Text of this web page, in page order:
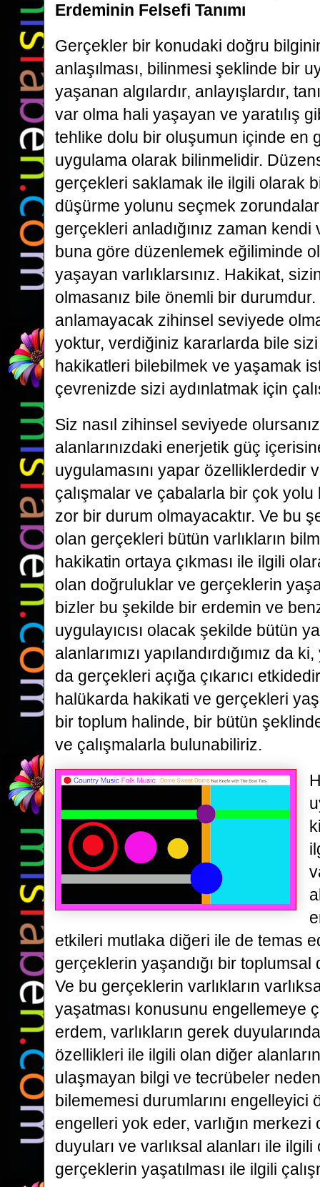
Erdeminin Felsefi Tanımı
Gerçekler bir konudaki doğru
anlaşılması, bilinmesi şeklinde bir
yaşanan algılardır, anlayışlardır,
var olma hali yaşayan ve yaratılış
tehlike dolu bir oluşumun içinde en
uygulama olarak bilinmelidir.
gerçekleri saklamak ile ilgili olarak
düşürme yolunu seçmek
gerçekleri anladığınız zaman kendi
buna göre düzenlemek eğiliminde
yaşayan varlıklarsınız. Hakikat,
olmasanız bile önemli bir
anlamayacak zihinsel seviyede
yoktur, verdiğiniz kararlarda bile
hakikatleri bilebilmek ve yaşamak
çevrenizde sizi aydınlatmak için
Siz nasıl zihinsel seviyede
alanlarınızdaki enerjetik güç
uygulamasını yapar özelliklerdedir
çalışmalar ve çabalarla bir çok
zor bir durum olmayacaktır. Ve bu
olan gerçekleri bütün varlıkların
hakikatin ortaya çıkması ile ilgili
olan doğruluklar ve gerçeklerin
bizler bu şekilde bir erdemin ve
uygulayıcısı olacak şekilde bütün
alanlarımızı yapılandırdığımız da
da gerçekleri açığa çıkarıcı
halükarda hakikati ve gerçekleri
bir toplum halinde, bir bütün
ve çalışmalarla bulunabiliriz.
etkileri mutlaka diğeri ile de temas
gerçeklerin yaşandığı bir
Ve bu gerçeklerin varlıkların
yaşatması konusunu engellemeye
erdem, varlıkların gerek
özellikleri ile ilgili olan diğer
ulaşmayan bilgi ve tecrübeler
bilememesi durumlarını engelleyici
engelleri yok eder, varlığın merkezi
duyuları ve varlıksal alanları ile
gerçeklerin yaşatılması ile ilgili